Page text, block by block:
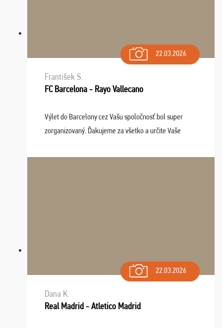
22.03.2026
František S.
FC Barcelona - Rayo Vallecano
Výlet do Barcelony cez Vašu spoločnosť bol super
zorganizovaný. Ďakujeme za všetko a určite Vaše
22.03.2026
Dana K.
Real Madrid - Atletico Madrid